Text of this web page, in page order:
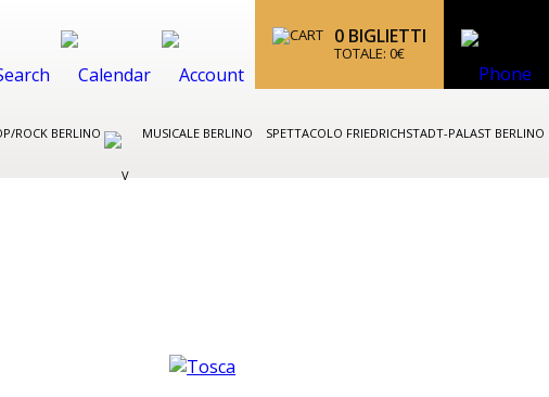
0 BIGLIETTI
TOTALE: 0€
ROCK BERLINO MUSICALE BERLINO SPETTACOLO FRIEDRICHSTADT-PALAST BERLINO